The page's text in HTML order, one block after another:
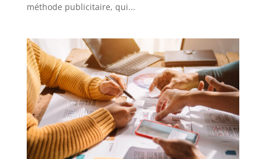
méthode publicitaire, qui...